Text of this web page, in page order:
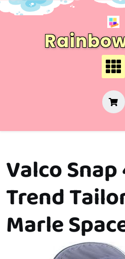
Skip
Valco
Trend
Marle